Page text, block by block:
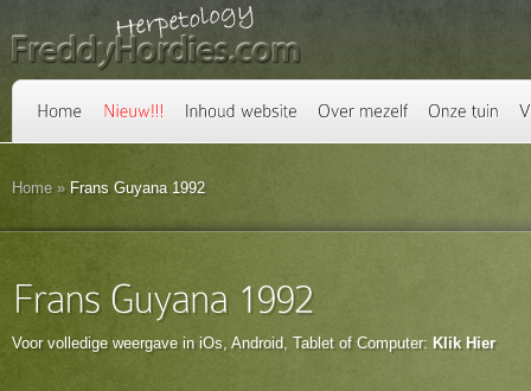
Home » Frans Guyana 1992
Voor volledige weergave in iOs, Android, Tablet of Computer: Klik Hier